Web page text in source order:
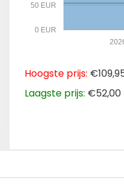
0 EUR
50 EUR
Hoogste prijs:
Laagste prijs: €52,00